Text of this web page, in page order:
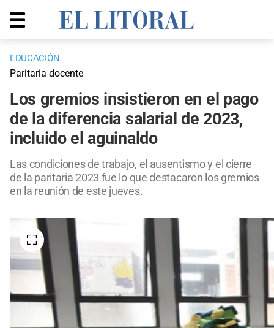
EDUCACIÓN
Paritaria docente
Los gremios insistieron en el pago
de la diferencia salarial de 2023,
incluido el aguinaldo
Las condiciones de trabajo, el ausentismo y el cierre
de la paritaria 2023 fue lo que destacaron los gremios
en la reunión de este jueves.